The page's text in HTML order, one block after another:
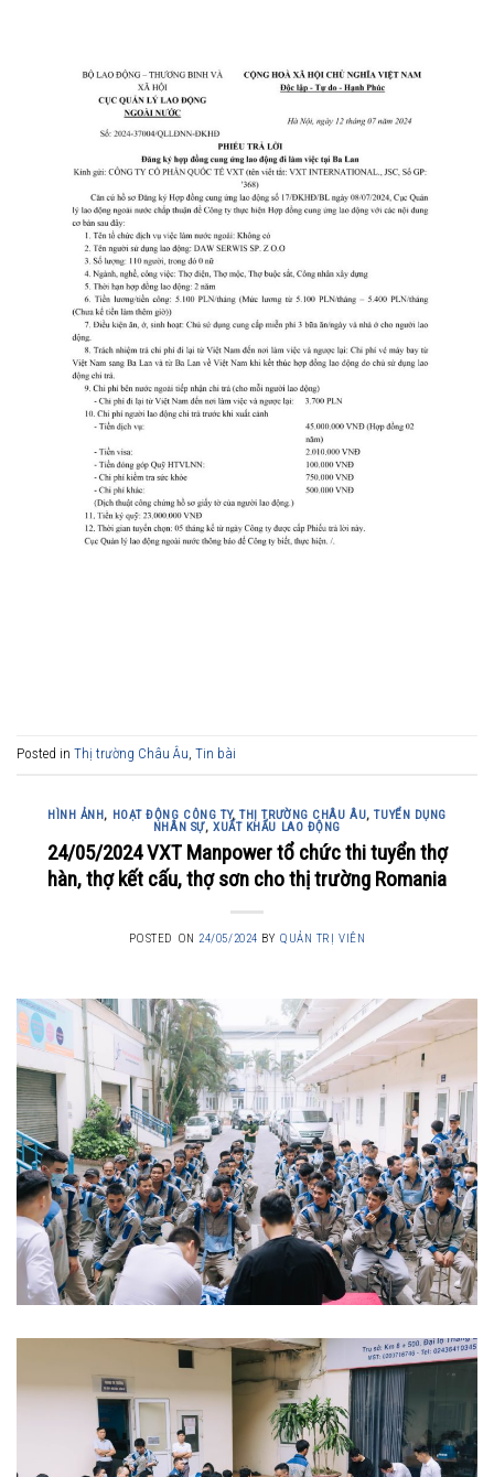
Posted in Thị trường Châu Âu, Tin bài
HÌNH ẢNH , HOẠT ĐỘNG CÔNG TY,THỊ TRƯỜNG CHÂU ÂU,TUYỂN DỤNG
NHÂN SỰ, XUẤT KHẨU LAO ĐỘNG
24/05/2024 VXT Manpower tổ chức thi tuyển thợ
hàn, thợ kết cấu, thợ sơn cho thị trường Romania
POSTED ON24/05/2024 BY QUẢN TRỊ VIÊN